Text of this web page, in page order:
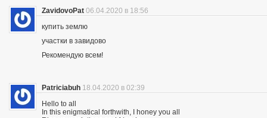
ZavidovoPat 06.04.2020 в 18:56
купить землю
участки в завидово
Рекомендую всем!
Patriciabuh 18.04.2020 в 02:39
Hello to all
In this enigmatical forthwith, I honey you all